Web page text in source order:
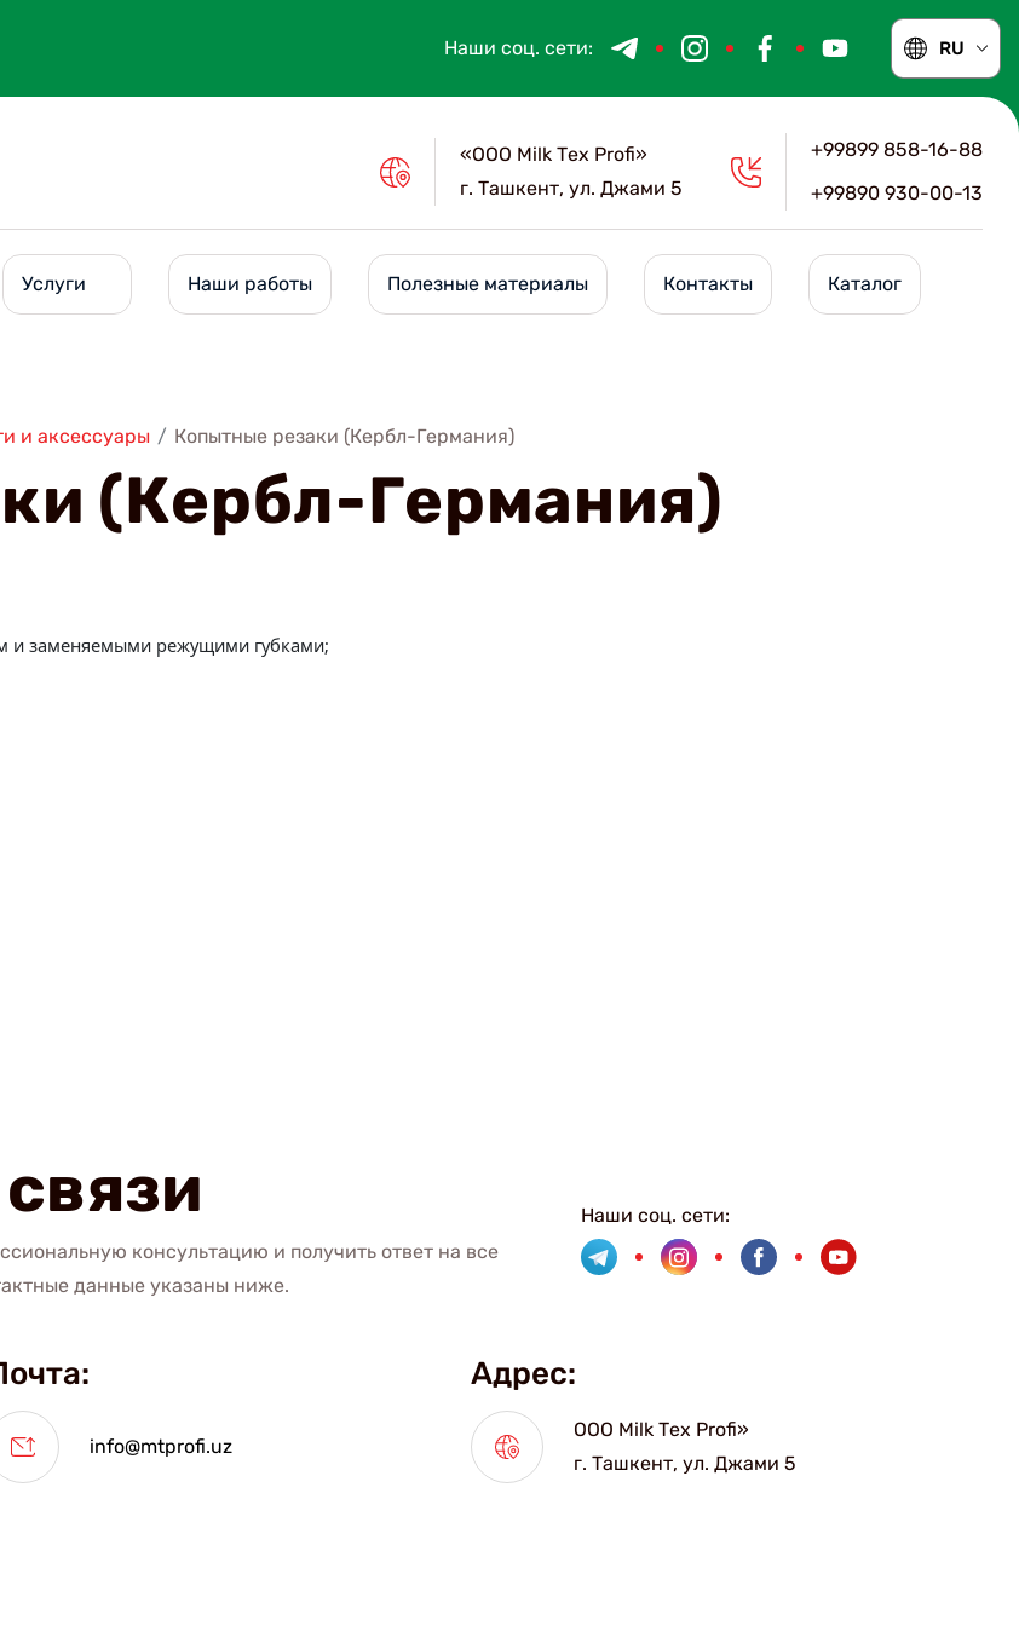
Наши соц. сети: RU
«ООО Мilk Тex Рrofi»
г. Ташкент, ул. Джами 5
+99899 858-16-88
+99890 930-00-13
Услуги Наши работы Полезные материалы Контакты Каталог
и аксессуары / Копытные резаки (Кербл-Германия)
(Кербл-Германия)
и заменяемыми режущими губками;
консультацию и получить ответ на все
данные указаны ниже.
Наши соц. сети:
info@mtprofi.uz
Адрес:
ООО Мilk Тex Рrofi»
г. Ташкент, ул. Джами 5